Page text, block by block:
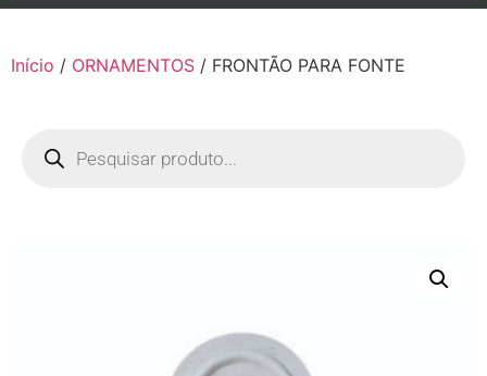
Início / ORNAMENTOS / FRONTÃO PARA FONTE